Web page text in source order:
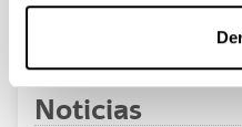
Páginas
Noticias